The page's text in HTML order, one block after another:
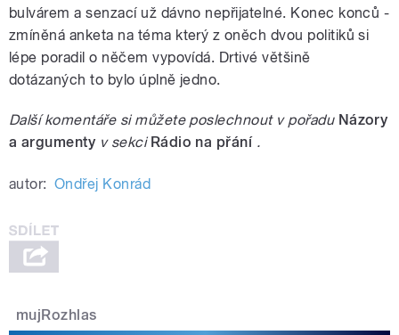
bulvárem a senzací už dávno nepřijatelné. Konec konců -
zmíněná anketa na téma který z oněch dvou politiků si
lépe poradil o něčem vypovídá. Drtivé většině
dotázaných to bylo úplně jedno.
Další komentáře si můžete poslechnout v pořadu Názory
a argumenty v sekci Rádio na přání .
autor: Ondřej Konrád
mujRozhlas